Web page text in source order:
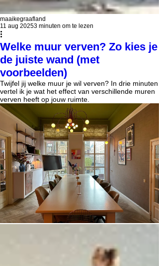
maaikegraafland
11 aug 20253 minuten om te lezen
Welke muur verven? Zo kies je
de juiste wand (met
voorbeelden)
Twijfel jij welke muur je wil verven? In drie minuten
vertel ik je wat het effect van verschillende muren
verven heeft op jouw ruimte.